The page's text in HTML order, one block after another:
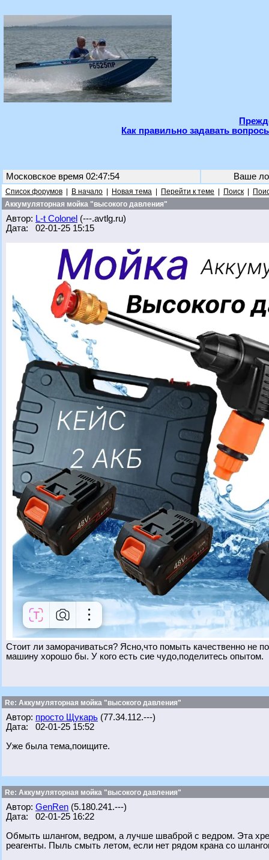
Как правильно задавать
Московское время 02:47:54 Ваше
Список форумов В начало Новая тема Перейти к теме Поиск
Аккумуляторная мойка "высокого давления"
Автор: L-t Colonel (---.avtlg.ru)
Дата: 02-01-25 15:15
Стоит ли заморачиваться? Ясно,что помыть качественно не
машину хорошо бы. У кого есть сие чудо,поделитесь опытом.
Re: Аккумуляторная мойка "высокого давления"
Автор: просто Щукарь (77.34.112.---)
Дата: 02-01-25 15:52
Уже была тема,поищите.
Re: Аккумуляторная мойка "высокого давления"
Автор: GenRen (5.180.241.---)
Дата: 02-01-25 16:22
Обмыть шлангом, ведром, а лучше шваброй с ведром. Эта
реагенты. Пыль смыть летом, если нет рядом крана со